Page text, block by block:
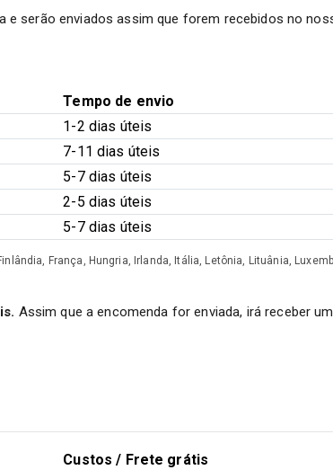
serão enviados assim que forem recebidos no
Tempo de envio
1-2 dias úteis
7-11 dias úteis
5-7 dias úteis
2-5 dias úteis
5-7 dias úteis
França, Hungria, Irlanda, Itália, Letônia, Lituânia,
Assim que a encomenda for enviada, irá receber
Custos / Frete grátis